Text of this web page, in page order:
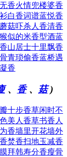
无香火情兜楼婆香
白香词谱蓝悦香
菇吓杀人香清香
似的米香型酒蓝
香山居士十里飘香
青琐偷香蓝桥遇
香
、 香、 菇)
十步香草闲时不
美人香草书香人
香墙里开花墙外
焚香扫地玉减香
拜韩寿分香瘦骨